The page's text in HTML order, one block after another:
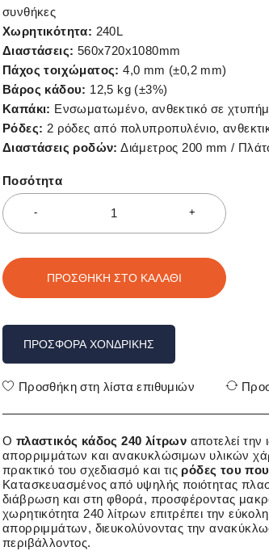
συνθήκες
Χωρητικότητα: 240L
Διαστάσεις: 560x720x1080mm
Πάχος τοιχώματος: 4,0 mm (±0,2 mm)
Βάρος κάδου: 12,5 kg (±3%)
Καπάκι: Ενσωματωμένο, ανθεκτικό σε
Ρόδες: 2 ρόδες από πολυπροπυλένιο,
Διαστάσεις ροδών: Διάμετρος 200 mm /
Ποσότητα
ΠΡΟΣΘΉΚΗ ΣΤΟ ΚΑΛΆΘΙ
ΠΡΟΣΦΟΡΆ ΧΟΝΔΡΙΚΉΣ
Προσθήκη στη λίστα επιθυμιών
Ο πλαστικός κάδος 240 λίτρων αποτελεί την
απορριμμάτων και ανακυκλώσιμων υλικών
πρακτικό του σχεδιασμό και τιςρόδες του
Κατασκευασμένος από υψηλής ποιότητας
διάβρωση και στη φθορά, προσφέροντας
χωρητικότητα 240 λίτρων επιτρέπει την
απορριμμάτων, διευκολύνοντας την
περιβάλλοντος.